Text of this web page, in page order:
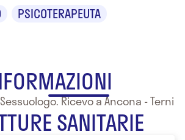
PSICOTERAPEUTA
Ricevo a Ancona - Terni
SANITARIE